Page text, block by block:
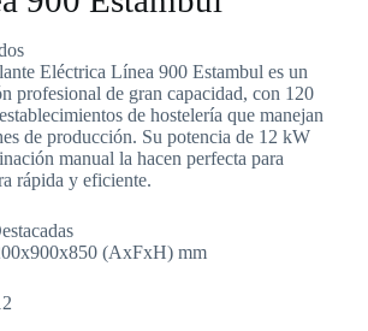
Eléctrica Línea 900 Estambul es un
profesional de gran capacidad, con 120
de hostelería que manejan
de producción. Su potencia de 12 kW
manual la hacen perfecta para
rápida y eficiente.
(AxFxH) mm